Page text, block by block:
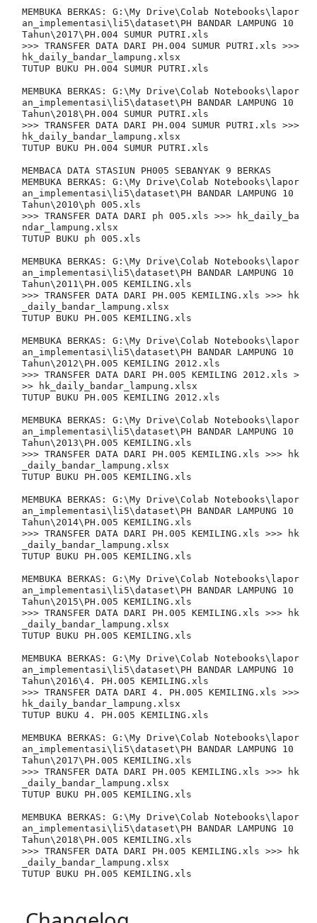
MEMBUKA BERKAS: G:\My Drive\Colab Notebooks\lapor
an_implementasi\li5\dataset\PH BANDAR LAMPUNG 10
Tahun\2017\PH.004 SUMUR PUTRI.xls
>>> TRANSFER DATA DARI PH.004 SUMUR PUTRI.xls >>>
hk_daily_bandar_lampung.xlsx
TUTUP BUKU PH.004 SUMUR PUTRI.xls
MEMBUKA BERKAS: G:\My Drive\Colab Notebooks\lapor
an_implementasi\li5\dataset\PH BANDAR LAMPUNG 10
Tahun\2018\PH.004 SUMUR PUTRI.xls
>>> TRANSFER DATA DARI PH.004 SUMUR PUTRI.xls >>>
hk_daily_bandar_lampung.xlsx
TUTUP BUKU PH.004 SUMUR PUTRI.xls
MEMBACA DATA STASIUN PH005 SEBANYAK 9 BERKAS
MEMBUKA BERKAS: G:\My Drive\Colab Notebooks\lapor
an_implementasi\li5\dataset\PH BANDAR LAMPUNG 10
Tahun\2010\ph 005.xls
>>> TRANSFER DATA DARI ph 005.xls >>> hk_daily_ba
ndar_lampung.xlsx
TUTUP BUKU ph 005.xls
MEMBUKA BERKAS: G:\My Drive\Colab Notebooks\lapor
an_implementasi\li5\dataset\PH BANDAR LAMPUNG 10
Tahun\2011\PH.005 KEMILING.xls
>>> TRANSFER DATA DARI PH.005 KEMILING.xls >>> hk
_daily_bandar_lampung.xlsx
TUTUP BUKU PH.005 KEMILING.xls
MEMBUKA BERKAS: G:\My Drive\Colab Notebooks\lapor
an_implementasi\li5\dataset\PH BANDAR LAMPUNG 10
Tahun\2012\PH.005 KEMILING 2012.xls
>>> TRANSFER DATA DARI PH.005 KEMILING 2012.xls >
>> hk_daily_bandar_lampung.xlsx
TUTUP BUKU PH.005 KEMILING 2012.xls
MEMBUKA BERKAS: G:\My Drive\Colab Notebooks\lapor
an_implementasi\li5\dataset\PH BANDAR LAMPUNG 10
Tahun\2013\PH.005 KEMILING.xls
>>> TRANSFER DATA DARI PH.005 KEMILING.xls >>> hk
_daily_bandar_lampung.xlsx
TUTUP BUKU PH.005 KEMILING.xls
MEMBUKA BERKAS: G:\My Drive\Colab Notebooks\lapor
an_implementasi\li5\dataset\PH BANDAR LAMPUNG 10
Tahun\2014\PH.005 KEMILING.xls
>>> TRANSFER DATA DARI PH.005 KEMILING.xls >>> hk
_daily_bandar_lampung.xlsx
TUTUP BUKU PH.005 KEMILING.xls
MEMBUKA BERKAS: G:\My Drive\Colab Notebooks\lapor
an_implementasi\li5\dataset\PH BANDAR LAMPUNG 10
Tahun\2015\PH.005 KEMILING.xls
>>> TRANSFER DATA DARI PH.005 KEMILING.xls >>> hk
_daily_bandar_lampung.xlsx
TUTUP BUKU PH.005 KEMILING.xls
MEMBUKA BERKAS: G:\My Drive\Colab Notebooks\lapor
an_implementasi\li5\dataset\PH BANDAR LAMPUNG 10
Tahun\2016\4. PH.005 KEMILING.xls
>>> TRANSFER DATA DARI 4. PH.005 KEMILING.xls >>>
hk_daily_bandar_lampung.xlsx
TUTUP BUKU 4. PH.005 KEMILING.xls
MEMBUKA BERKAS: G:\My Drive\Colab Notebooks\lapor
an_implementasi\li5\dataset\PH BANDAR LAMPUNG 10
Tahun\2017\PH.005 KEMILING.xls
>>> TRANSFER DATA DARI PH.005 KEMILING.xls >>> hk
_daily_bandar_lampung.xlsx
TUTUP BUKU PH.005 KEMILING.xls
MEMBUKA BERKAS: G:\My Drive\Colab Notebooks\lapor
an_implementasi\li5\dataset\PH BANDAR LAMPUNG 10
Tahun\2018\PH.005 KEMILING.xls
>>> TRANSFER DATA DARI PH.005 KEMILING.xls >>> hk
_daily_bandar_lampung.xlsx
TUTUP BUKU PH.005 KEMILING.xls